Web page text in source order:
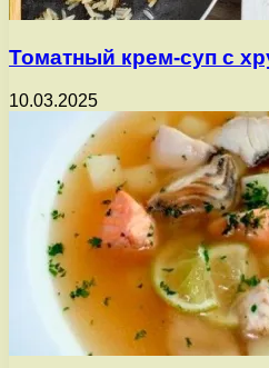
Томатный крем-суп с
10.03.2025